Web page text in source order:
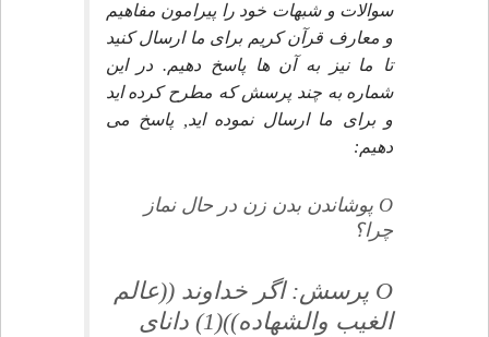
سوالات و شبهات خود را پيرامون مفاهيم
و معارف قرآن كريم براى ما ارسال كنيد
تا ما نيز به آن ها پاسخ دهيم. در اين
شماره به چند پرسش كه مطرح كرده ايد
و براى ما ارسال نموده ايد, پاسخ مى
دهيم:
O پوشاندن بدن زن در حال نماز
چرا؟
O پرسش: اگر خداوند ((عالم
الغيب والشهاده))(1) داناى